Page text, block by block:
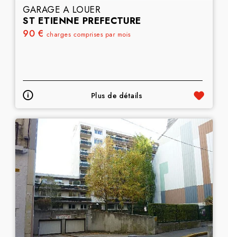
GARAGE A LOUER
ST ETIENNE PREFECTURE
90 € charges comprises par mois
Plus de détails